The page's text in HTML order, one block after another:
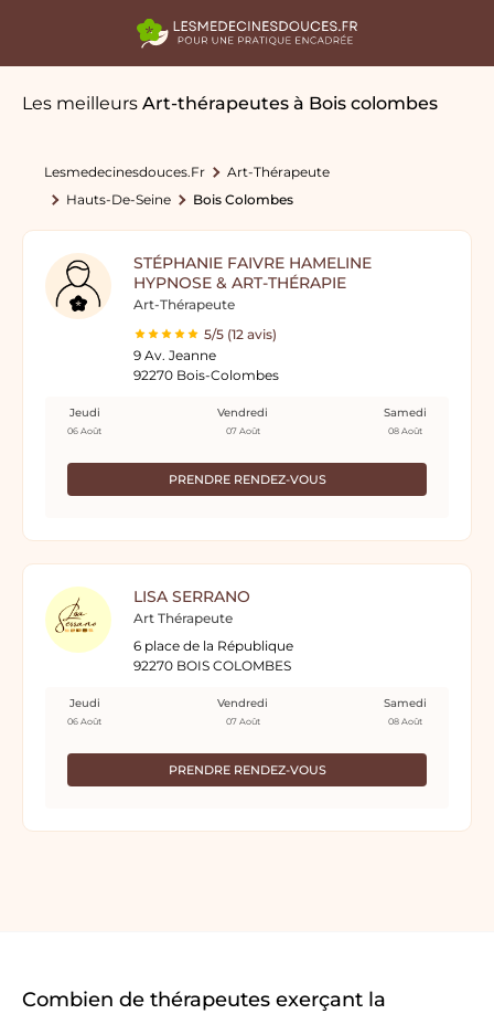
Les meilleurs Art-thérapeutes à Bois colombes
Lesmedecinesdouces.fr
Art-Thérapeute
Hauts-De-Seine
Bois Colombes
STÉPHANIE FAIVRE HAMELINE
HYPNOSE & ART-THÉRAPIE
Art-Thérapeute
5/5 (12 avis)
9 Av. Jeanne
92270 Bois-Colombes
PRENDRE RENDEZ-VOUS
Jeudi
06 Août
Vendredi
07 Août
Samedi
08 Août
LISA SERRANO
Art Thérapeute
6 place de la République
92270 BOIS COLOMBES
PRENDRE RENDEZ-VOUS
Jeudi
06 Août
Vendredi
07 Août
Samedi
08 Août
Combien de thérapeutes exerçant la